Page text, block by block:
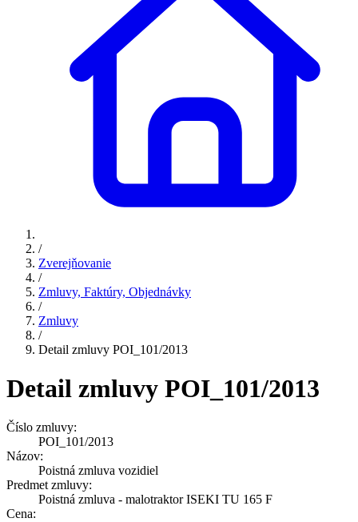
/
Zverejňovanie
/
Zmluvy, Faktúry, Objednávky
/
Zmluvy
/
Detail zmluvy POI_101/2013
Detail zmluvy POI_101/2013
Číslo zmluvy:
POI_101/2013
Názov:
Poistná zmluva vozidiel
Predmet zmluvy:
Poistná zmluva - malotraktor ISEKI TU 165 F
Cena: